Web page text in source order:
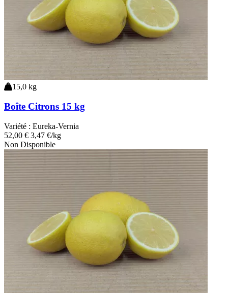
15,0 kg
Boîte Citrons 15 kg
Variété : Eureka-Vernia
52,00 € 3,47 €/kg
Non Disponible